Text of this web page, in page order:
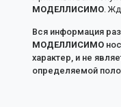
МОДЕЛЛИСИМО.
Вся информация
МОДЕЛЛИСИМО
характер, и не
определяемой